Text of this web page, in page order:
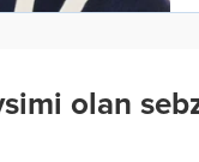
olan